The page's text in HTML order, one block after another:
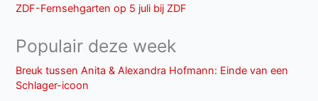
ZDF-Fernsehgarten op 5 juli bij ZDF
Populair deze week
Breuk tussen Anita & Alexandra Hofmann: Einde van een
Schlager-icoon